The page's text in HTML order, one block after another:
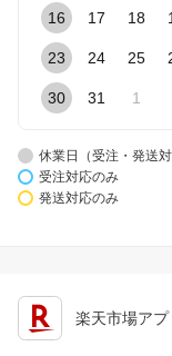
16 17 18
23 24 25
30 31 1
休業日（受注・発送対
受注対応のみ
発送対応のみ
楽天市場ア